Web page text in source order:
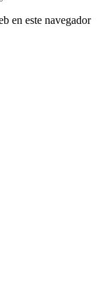
en este navegador